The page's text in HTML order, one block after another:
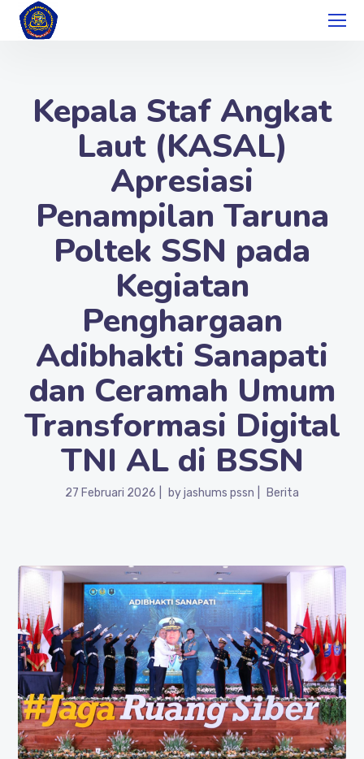
Kepala Staf Angkat
Laut (KASAL)
Apresiasi
Penampilan Taruna
Poltek SSN pada
Kegiatan
Penghargaan
Adibhakti Sanapati
dan Ceramah Umum
Transformasi Digital
TNI AL di BSSN
27 Februari 2026 byjashums pssn Berita